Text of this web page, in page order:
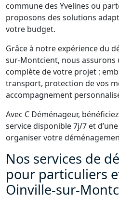
commune des Yvelines ou
proposons des solutions
votre budget.
Grâce à notre expérience du
sur-Montcient, nous assurons
complète de votre projet :
transport, protection de vos
accompagnement
Avec C Déménageur,
service disponible 7j/7 et
organiser votre
Nos services de
pour particuliers
Oinville-sur-